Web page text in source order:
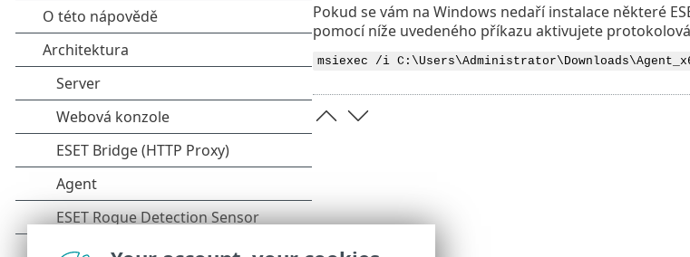
Pokud se vám na Windows nedaří instalace některé
pomocí níže uvedeného příkazu aktivujete
msiexec /i